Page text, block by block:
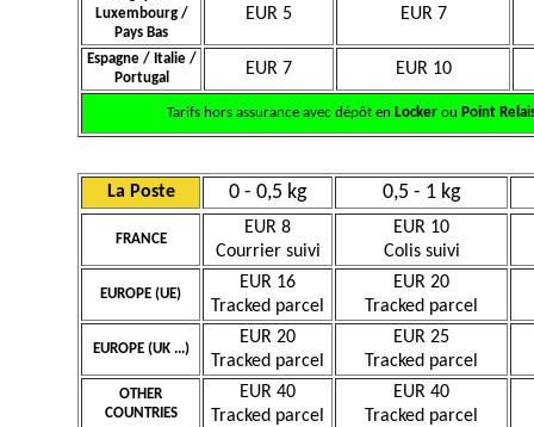
Luxembourg /
Pays Bas
EUR 5 EUR 7
Espagne / Italie /
Portugal
EUR 7 EUR 10
Tarifs hors assurance avec dépôt en Lockerou Point
La Poste 0 - 0,5 kg 0,5 - 1 kg
FRANCE
EUR 8
Courrier suivi
EUR 10
Colis suivi
EUROPE (UE)
EUR 16
Tracked parcel
EUR 20
Tracked parcel
EUROPE (UK ...)
EUR 20
Tracked parcel
EUR 25
Tracked parcel
OTHER
COUNTRIES
EUR 40
Tracked parcel
EUR 40
Tracked parcel